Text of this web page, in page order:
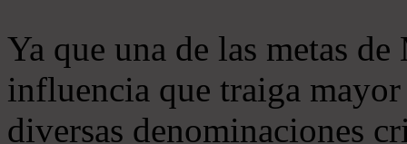
Ya que una de las metas
influencia que traiga
diversas denominaciones